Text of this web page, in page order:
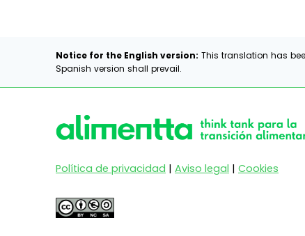
Notice for the English version: This translation has
Spanish version shall prevail.
Política de privacidad | Aviso legal | Cookies